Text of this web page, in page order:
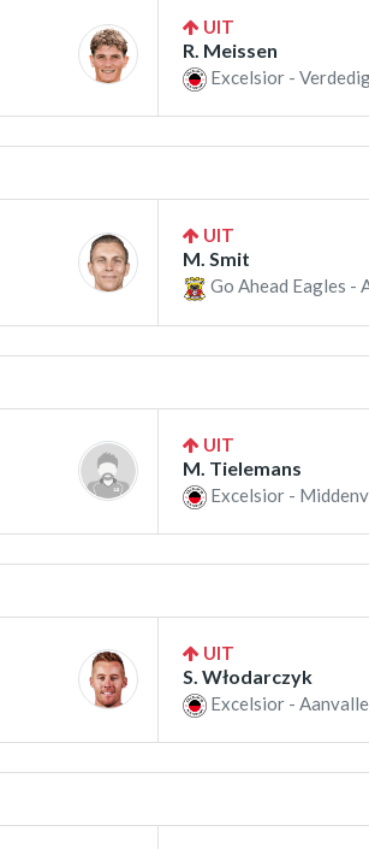
UIT
R. Meissen
Excelsior -
UIT
M. Smit
Go Ahead Eagles -
UIT
M. Tielemans
Excelsior -
UIT
S. Włodarczyk
Excelsior -